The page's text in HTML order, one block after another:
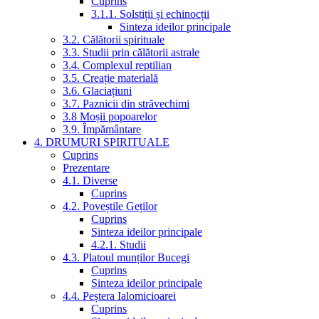
3.1.1. Solstiții și echinocții
Sinteza ideilor principale
3.2. Călătorii spirituale
3.3. Studii prin călătorii astrale
3.4. Complexul reptilian
3.5. Creație materială
3.6. Glaciațiuni
3.7. Paznicii din străvechimi
3.8 Moșii popoarelor
3.9. Împământare
4. DRUMURI SPIRITUALE
Cuprins
Prezentare
4.1. Diverse
Cuprins
4.2. Poveștile Geților
Cuprins
Sinteza ideilor principale
4.2.1. Studii
4.3. Platoul munților Bucegi
Cuprins
Sinteza ideilor principale
4.4. Peștera Ialomicioarei
Cuprins